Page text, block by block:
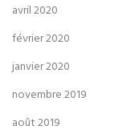
avril 2020
février 2020
janvier 2020
novembre 2019
août 2019